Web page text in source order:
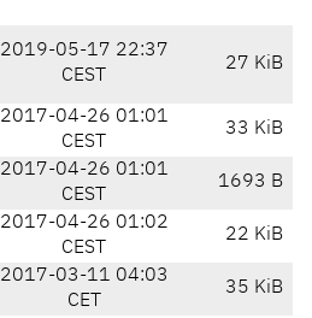
2019-05-17 22:37
CEST
27 KiB
2017-04-26 01:01
CEST
33 KiB
2017-04-26 01:01
CEST
1693 B
2017-04-26 01:02
CEST
22 KiB
2017-03-11 04:03
CET
35 KiB